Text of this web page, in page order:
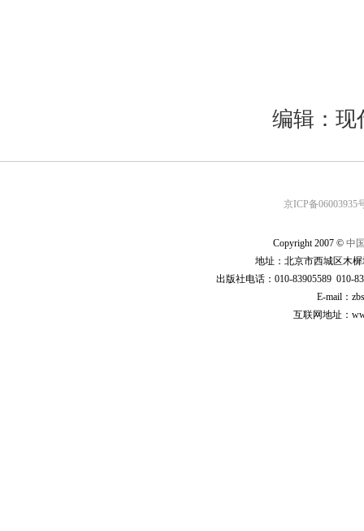
编辑：
京ICP备06003935
Copyright 2007 © 中
地址：北京市西城区木
出版社电话：010-83905589 010-
E-mail：
互联网地址：